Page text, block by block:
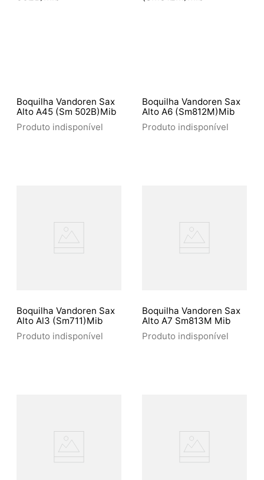
Boquilha Vandoren Sax
Alto A45 (Sm 502B)Mib
Produto indisponível
Boquilha Vandoren Sax
Alto A6 (Sm812M)Mib
Produto indisponível
Boquilha Vandoren Sax
Alto Al3 (Sm711)Mib
Produto indisponível
Boquilha Vandoren Sax
Alto A7 Sm813M Mib
Produto indisponível